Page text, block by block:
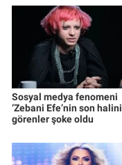
Sosyal medya fenomeni
‘Zebani Efe’nin son halini
görenler şoke oldu